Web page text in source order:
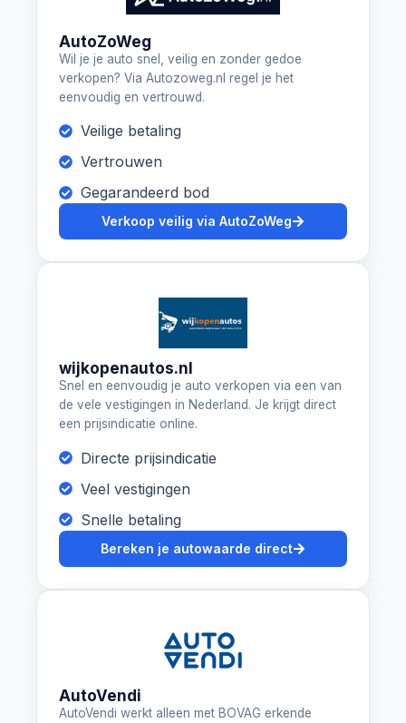
AutoZoWeg
Wil je je auto snel, veilig en zonder gedoe
verkopen? Via Autozoweg.nl regel je het
eenvoudig en vertrouwd.
Veilige betaling
Vertrouwen
Gegarandeerd bod
Verkoop veilig via AutoZoWeg
wijkopenautos.nl
Snel en eenvoudig je auto verkopen via een van
de vele vestigingen in Nederland. Je krijgt direct
een prijsindicatie online.
Directe prijsindicatie
Veel vestigingen
Snelle betaling
Bereken je autowaarde direct
AutoVendi
AutoVendi werkt alleen met BOVAG erkende